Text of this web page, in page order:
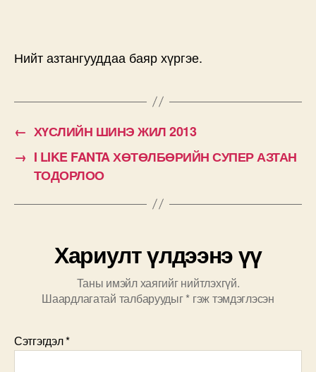
Нийт азтангууддаа баяр хүргэе.
← ХҮСЛИЙН ШИНЭ ЖИЛ 2013
→ I LIKE FANTA ХӨТӨЛБӨРИЙН СУПЕР АЗТАН
ТОДОРЛОО
Хариулт үлдээнэ үү
Таны имэйл хаягийг нийтлэхгүй.
Шаардлагатай талбаруудыг* гэж тэмдэглэсэн
Сэтгэгдэл*